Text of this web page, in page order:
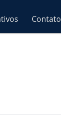
Contato